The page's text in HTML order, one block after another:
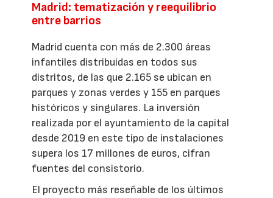
Madrid: tematización y reequilibrio
entre barrios
Madrid cuenta con más de 2.300 áreas
infantiles distribuidas en todos sus
distritos, de las que 2.165 se ubican en
parques y zonas verdes y 155 en parques
históricos y singulares. La inversión
realizada por el ayuntamiento de la capital
desde 2019 en este tipo de instalaciones
supera los 17 millones de euros, cifran
fuentes del consistorio.
El proyecto más reseñable de los últimos